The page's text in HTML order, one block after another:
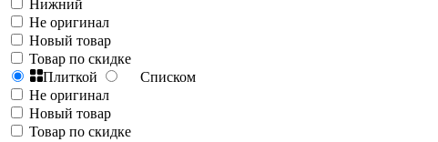
Нижний
Не оригинал
Новый товар
Товар по скидке
Плиткой
Списком
Не оригинал
Новый товар
Товар по скидке